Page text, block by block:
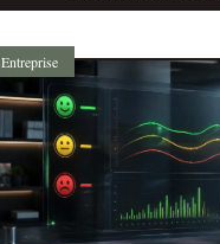
Entreprise